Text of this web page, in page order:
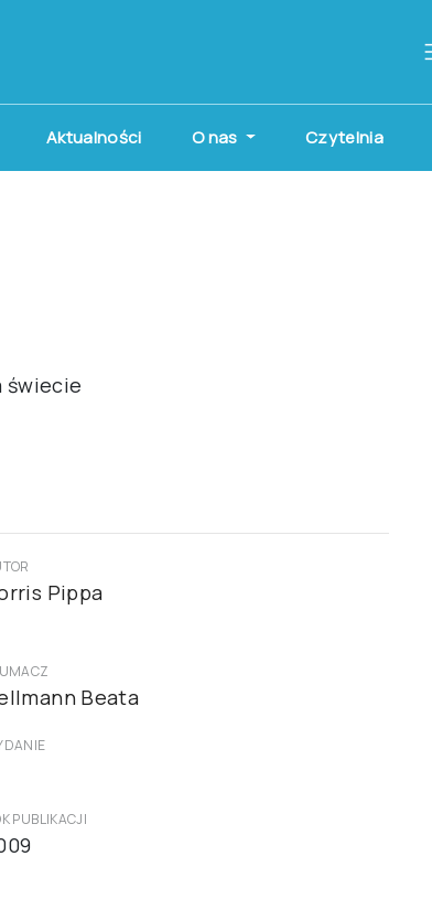
Aktualności O nas Czytelnia
świecie
Pippa
Beata
PUBLIKACJI